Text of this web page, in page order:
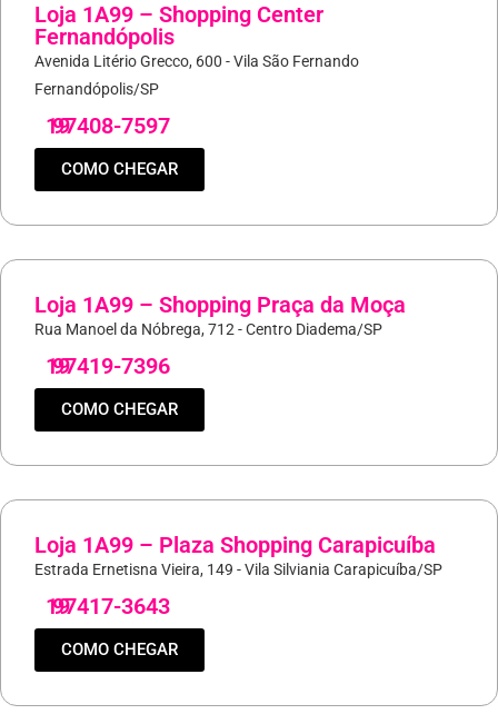
Loja 1A99 – Shopping Center
Fernandópolis
Avenida Litério Grecco, 600 - Vila São Fernando
Fernandópolis/SP
19
97408-7597
COMO CHEGAR
Loja 1A99 – Shopping Praça da Moça
Rua Manoel da Nóbrega, 712 - Centro Diadema/SP
19
97419-7396
COMO CHEGAR
Loja 1A99 – Plaza Shopping Carapicuíba
Estrada Ernetisna Vieira, 149 - Vila Silviania Carapicuíba/SP
19
97417-3643
COMO CHEGAR